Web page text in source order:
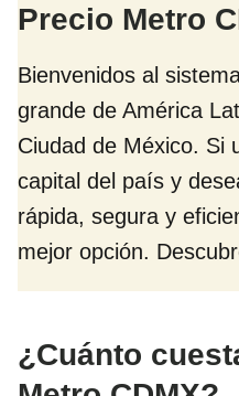
Precio Metro
Bienvenidos al
grande de América
Ciudad de México. Si
capital del país y
rápida, segura y
mejor opción.
¿Cuánto